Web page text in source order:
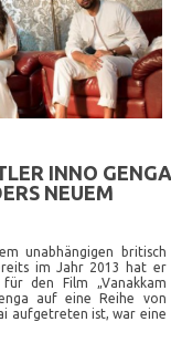
INNO GENGA
NEUEM
unabhängigen britisch
im Jahr 2013 hat er
den Film „Vanakkam
auf eine Reihe von
aufgetreten ist, war eine